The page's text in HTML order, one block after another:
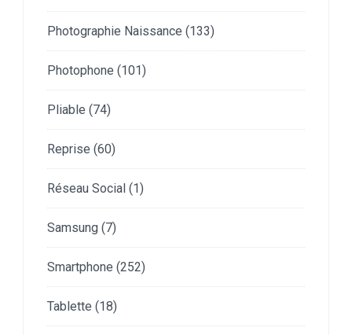
Photographie Naissance (133)
Photophone (101)
Pliable (74)
Reprise (60)
Réseau Social (1)
Samsung (7)
Smartphone (252)
Tablette (18)